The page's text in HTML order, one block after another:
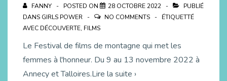
FANNY POSTED ON 28 OCTOBRE 2022
PUBLIÉ
DANS GIRLS POWER NO COMMENTS
ÉTIQUETTÉ
AVEC DÉCOUVERTE, FILMS
Le Festival de films de montagne qui met les
femmes à l'honneur. Du 9 au 13 novembre 2022 à
Annecy et Talloires.Lire la suite ›